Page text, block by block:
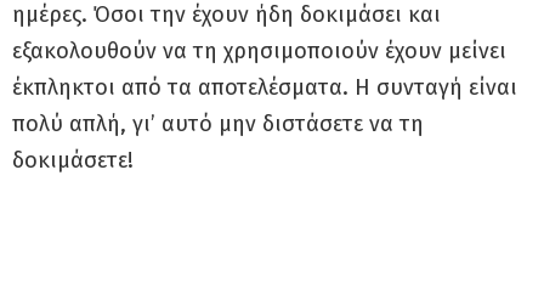
ημέρες. Όσοι την έχουν ήδη δοκιμάσει και
εξακολουθούν να τη χρησιμοποιούν έχουν μείνει
έκπληκτοι από τα αποτελέσματα. Η συνταγή είναι
πολύ απλή, γι’ αυτό μην διστάσετε να τη
δοκιμάσετε!